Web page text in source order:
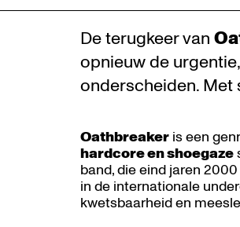
De terugkeer van
opnieuw de
onderscheiden. Met
Oathbreaker is een
hardcore en shoegaze
band, die eind jaren
in de internationale
kwetsbaarheid en